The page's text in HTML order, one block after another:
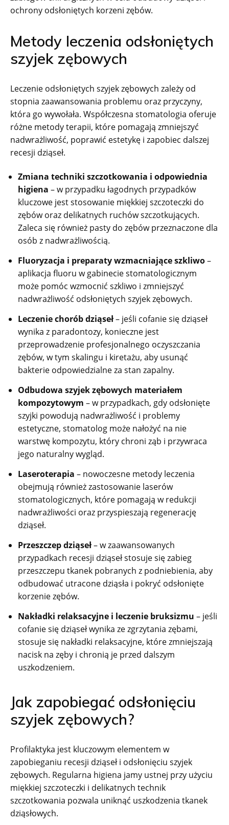
ochrony odsłoniętych korzeni zębów.
Metody leczenia odsłoniętych
szyjek zębowych
Leczenie odsłoniętych szyjek zębowych zależy od
stopnia zaawansowania problemu oraz przyczyny,
która go wywołała. Współczesna stomatologia oferuje
różne metody terapii, które pomagają zmniejszyć
nadwrażliwość, poprawić estetykę i zapobiec dalszej
recesji dziąseł.
Zmiana techniki szczotkowania i odpowiednia
higiena – w przypadku łagodnych przypadków
kluczowe jest stosowanie miękkiej szczoteczki do
zębów oraz delikatnych ruchów szczotkujących.
Zaleca się również pasty do zębów przeznaczone dla
osób z nadwrażliwością.
Fluoryzacja i preparaty wzmacniające szkliwo–
aplikacja fluoru w gabinecie stomatologicznym
może pomóc wzmocnić szkliwo i zmniejszyć
nadwrażliwość odsłoniętych szyjek zębowych.
Leczenie chorób dziąseł– jeśli cofanie się dziąseł
wynika z paradontozy, konieczne jest
przeprowadzenie profesjonalnego oczyszczania
zębów, w tym skalingu i kiretażu, aby usunąć
bakterie odpowiedzialne za stan zapalny.
Odbudowa szyjek zębowych materiałem
kompozytowym – w przypadkach, gdy odsłonięte
szyjki powodują nadwrażliwość i problemy
estetyczne, stomatolog może nałożyć na nie
warstwę kompozytu, który chroni ząb i przywraca
jego naturalny wygląd.
Laseroterapia – nowoczesne metody leczenia
obejmują również zastosowanie laserów
stomatologicznych, które pomagają w redukcji
nadwrażliwości oraz przyspieszają regenerację
dziąseł.
Przeszczep dziąseł– w zaawansowanych
przypadkach recesji dziąseł stosuje się zabieg
przeszczepu tkanek pobranych z podniebienia, aby
odbudować utracone dziąsła i pokryć odsłonięte
korzenie zębów.
Nakładki relaksacyjne i leczenie bruksizmu – jeśli
cofanie się dziąseł wynika ze zgrzytania zębami,
stosuje się nakładki relaksacyjne, które zmniejszają
nacisk na zęby i chronią je przed dalszym
uszkodzeniem.
Jak zapobiegać odsłonięciu
szyjek zębowych?
Profilaktyka jest kluczowym elementem w
zapobieganiu recesji dziąseł i odsłonięciu szyjek
zębowych. Regularna higiena jamy ustnej przy użyciu
miękkiej szczoteczki i delikatnych technik
szczotkowania pozwala uniknąć uszkodzenia tkanek
dziąsłowych.